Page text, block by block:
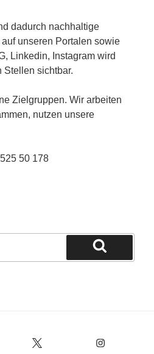
dadurch nachhaltige
unseren Portalen sowie
Linkedin, Instagram wird
Stellen sichtbar.
Zielgruppen. Wir arbeiten
nutzen unsere
50 178
Suchen
Twitter